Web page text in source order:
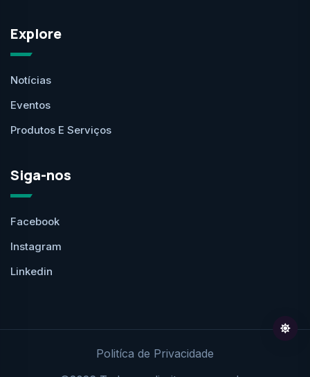
Explore
Notícias
Eventos
Produtos E Serviços
Siga-nos
Facebook
Instagram
Linkedin
Politíca de Privacidade